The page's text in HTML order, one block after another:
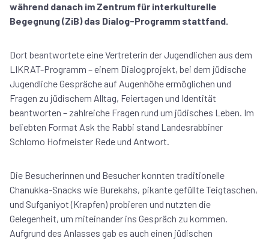
während danach im Zentrum für interkulturelle
Begegnung (ZiB) das Dialog-Programm stattfand.
Dort beantwortete eine Vertreterin der Jugendlichen aus dem
LIKRAT-Programm – einem Dialogprojekt, bei dem jüdische
Jugendliche Gespräche auf Augenhöhe ermöglichen und
Fragen zu jüdischem Alltag, Feiertagen und Identität
beantworten – zahlreiche Fragen rund um jüdisches Leben. Im
beliebten Format Ask the Rabbi stand Landesrabbiner
Schlomo Hofmeister Rede und Antwort.
Die Besucherinnen und Besucher konnten traditionelle
Chanukka-Snacks wie Burekahs, pikante gefüllte Teigtaschen,
und Sufganiyot (Krapfen) probieren und nutzten die
Gelegenheit, um miteinander ins Gespräch zu kommen.
Aufgrund des Anlasses gab es auch einen jüdischen